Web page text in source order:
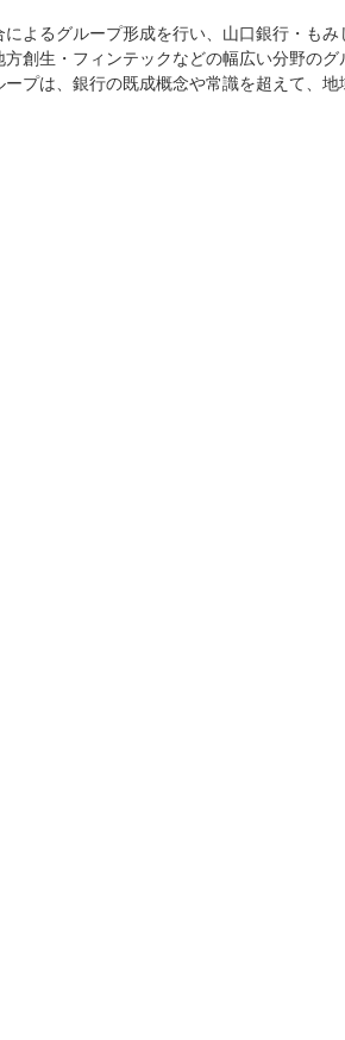
よるグループ形成を行い、山口銀行・も
創生・フィンテックなどの幅広い分野の
プは、銀行の既成概念や常識を超えて、地